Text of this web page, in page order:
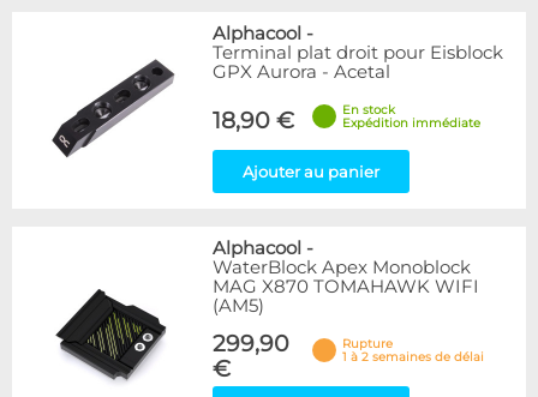
Alphacool -
Terminal plat droit pour Eisblock
GPX Aurora - Acetal
18,90 €
En stock
Expédition immédiate
Ajouter au panier
Alphacool -
WaterBlock Apex Monoblock
MAG X870 TOMAHAWK WIFI
(AM5)
299,90
€
Rupture
1 à 2 semaines de délai